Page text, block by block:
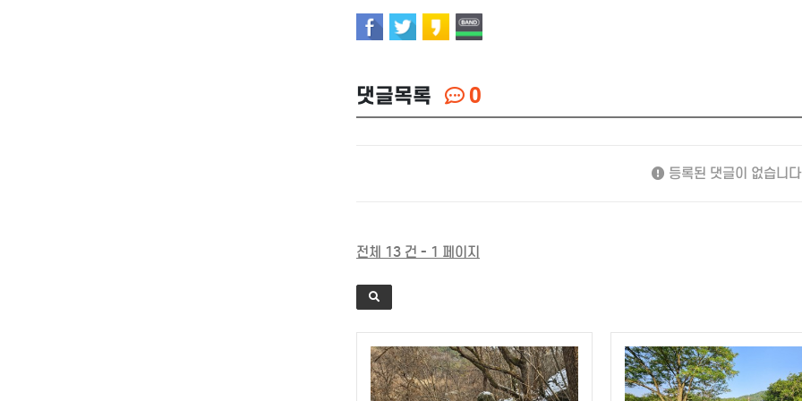
댓글목록 0
등록된 댓글이 없습니
전체 13 건 - 1 페이지